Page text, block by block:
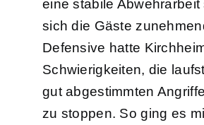
eine stabile Abwehrarbeit
sich die Gäste
Defensive hatte
Schwierigkeiten, die
gut abgestimmten
zu stoppen. So ging es